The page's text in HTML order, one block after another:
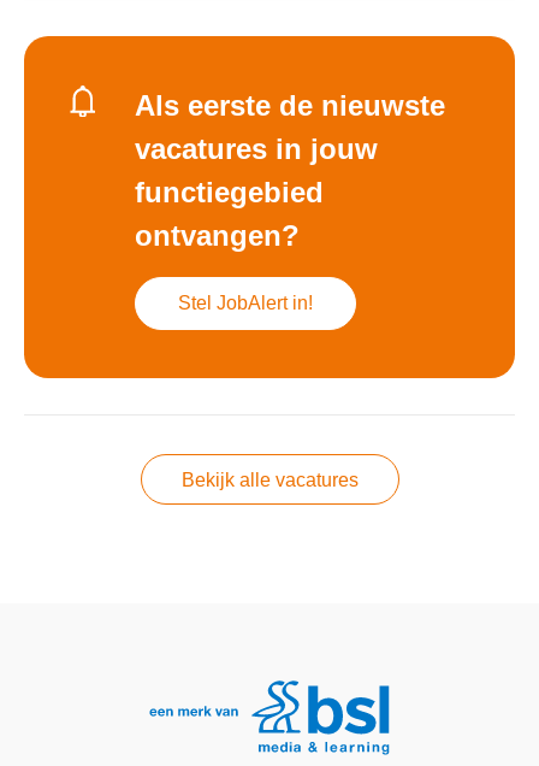
Als eerste de nieuwste
vacatures in jouw
functiegebied
ontvangen?
Stel JobAlert in!
Bekijk alle vacatures